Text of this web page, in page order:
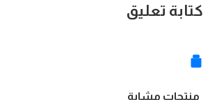
كتابة تعليق
منتجات مشابة